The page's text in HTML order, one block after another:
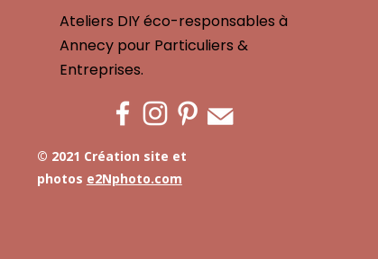
Ateliers DIY éco-responsables à
Annecy pour Particuliers &
Entreprises.
© 2021 Création site et
photos e2Nphoto.com